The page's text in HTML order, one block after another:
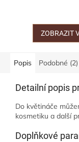
zázvoru. Pojďte si
ZOBRAZIT
Popis Podobné (2)
Detailní popis
Do květináče
kosmetiku a další
Doplňkové